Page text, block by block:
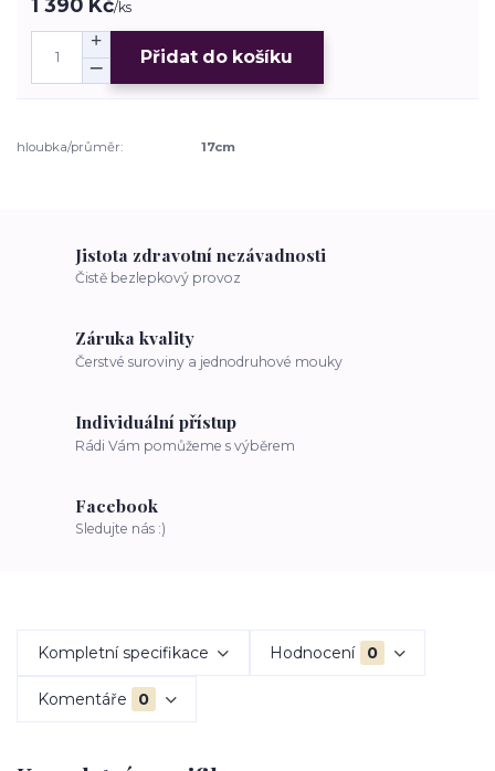
1 390 Kč/ks
Přidat do košíku
hloubka/průměr: 17cm
Jistota zdravotní nezávadnosti
Čistě bezlepkový provoz
Záruka kvality
Čerstvé suroviny a jednodruhové mouky
Individuální přístup
Rádi Vám pomůžeme s výběrem
Facebook
Sledujte nás :)
Kompletní specifikace Hodnocení 0
Komentáře 0